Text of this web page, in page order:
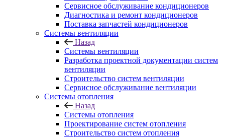
Сервисное обслуживание кондиционеров
Диагностика и ремонт кондиционеров
Поставка запчастей кондиционеров
Системы вентиляции
Назад
Системы вентиляции
Разработка проектной документации систем
вентиляции
Строительство систем вентиляции
Сервисное обслуживание вентиляции
Системы отопления
Назад
Системы отопления
Проектирование систем отопления
Строительство систем отопления